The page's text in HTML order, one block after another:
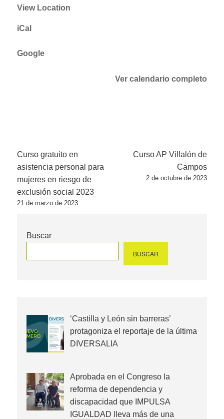
View Location
iCal
Google
Ver calendario completo
Navegación
de
entradas
Curso gratuito en
asistencia personal para
mujeres en riesgo de
exclusión social 2023
21 de marzo de 2023
Curso AP Villalón de
Campos
2 de octubre de 2023
Buscar
BUSCAR
‘Castilla y León sin barreras’
protagoniza el reportaje de la última
DIVERSALIA
Aprobada en el Congreso la
reforma de dependencia y
discapacidad que IMPULSA
IGUALDAD lleva más de una